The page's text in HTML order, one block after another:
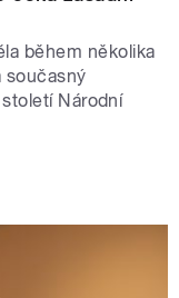
během několika
současný
Národní